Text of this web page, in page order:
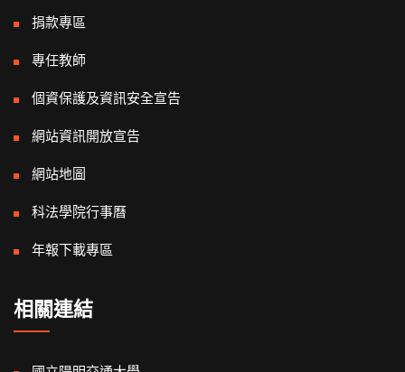
捐款專區
專任教師
個資保護及資訊安全宣告
網站資訊開放宣告
網站地圖
科法學院行事曆
年報下載專區
相關連結